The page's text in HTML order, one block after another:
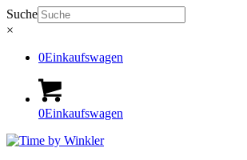
Suche
×
0Einkaufswagen
0Einkaufswagen